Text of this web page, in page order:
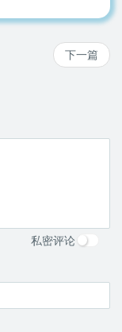
下一篇
私密评论